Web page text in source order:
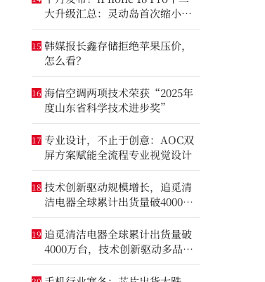
大升级汇总：灵动岛首次缩小、
首次2nm芯片
15 韩媒报长鑫存储拒绝苹果压价，
怎么看？
16 海信空调两项技术荣获“2025年
度山东省科学技术进步奖”
17 专业设计，不止于创意：AOC双
屏方案赋能全流程专业视觉设计
18 技术创新驱动规模增长，追觅清
洁电器全球累计出货量破4000万
台
19 追觅清洁电器全球累计出货量破
4000万台，技术创新驱动多品类
增长